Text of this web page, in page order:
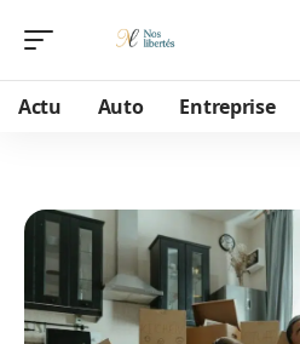
Actu Auto Entreprise